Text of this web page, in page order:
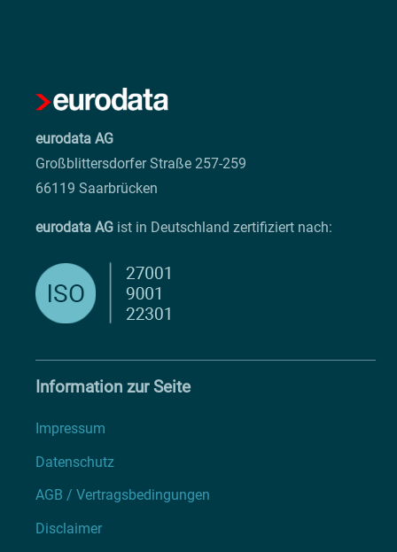
eurodata AG
Großblittersdorfer Straße 257-259
66119 Saarbrücken
eurodata AG ist in Deutschland zertifiziert nach:
Information zur Seite
Impressum
Datenschutz
AGB / Vertragsbedingungen
Disclaimer